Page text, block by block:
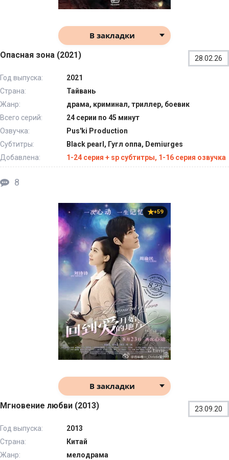
В закладки
Опасная зона (2021) 28.02.26
Год выпуска:
2021
Страна:
Тайвань
Жанр:
драма, криминал, триллер, боевик
Всего серий:
24 серии по 45 минут
Озвучка:
Pus'ki Production
Субтитры:
Black pearl, Гугл оппа, Demiurges
Добавлена:
1-24 серия + sp субтитры, 1-16 серия озвучка
8
+59
В закладки
Мгновение любви (2013) 23.09.20
Год выпуска:
2013
Страна:
Китай
Жанр:
мелодрама